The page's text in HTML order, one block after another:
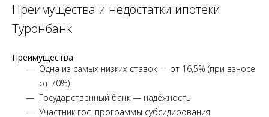
Преимущества и недостатки ипотеки
Туронбанк
Преимущества
Одна из самых низких ставок — от 16,5% (при взносе
от 70%)
Государственный банк — надёжность
Участник гос. программы субсидирования